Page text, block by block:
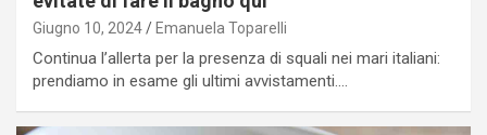
Giugno 10, 2024 Emanuela Toparelli
Continua l’allerta per la presenza di squali nei mari italiani:
prendiamo in esame gli ultimi avvistamenti.…